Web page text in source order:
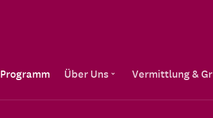
Programm Über Uns Vermittlung &